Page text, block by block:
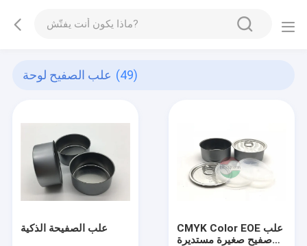
علب الصفيح لوحة (49)
علب الصفيحة الذكية
CMYK Color EOE علب
صفيح صغيرة مستديرة